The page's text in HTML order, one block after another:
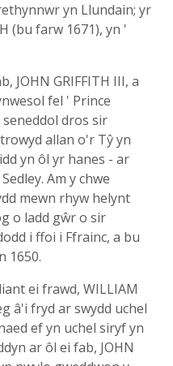
yn Llundain; yr
(bu farw 1671), yn '
JOHN GRIFFITH III, a
fel ' Prince
dros sir
allan o'r Tŷ yn
yn ôl yr hanes - ar
Am y chwe
mewn rhyw helynt
o ladd gŵr o sir
i ffoi i Ffrainc, a bu
1650.
ei frawd, WILLIAM
â'i fryd ar swydd uchel
ef yn uchel siryf yn
ar ôl ei fab, JOHN